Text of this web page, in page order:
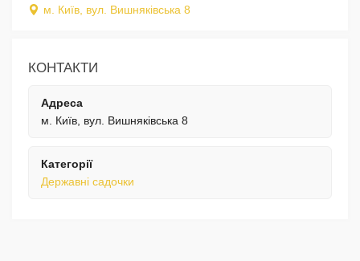
м. Київ, вул. Вишняківська 8
КОНТАКТИ
Адреса
м. Київ, вул. Вишняківська 8
Категорії
Державні садочки